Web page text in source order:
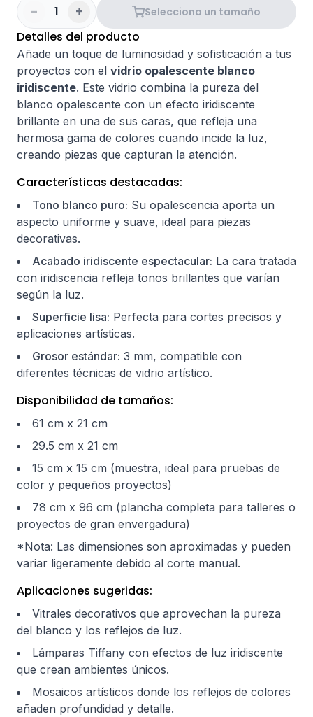
- 1 + Selecciona un tamaño
Detalles del producto
Añade un toque de luminosidad y sofisticación a tus
proyectos con el vidrio opalescente blanco
iridiscente. Este vidrio combina la pureza del
blanco opalescente con un efecto iridiscente
brillante en una de sus caras, que refleja una
hermosa gama de colores cuando incide la luz,
creando piezas que capturan la atención.
Características destacadas:
Tono blanco puro: Su opalescencia aporta un
aspecto uniforme y suave, ideal para piezas
decorativas.
Acabado iridiscente espectacular: La cara tratada
con iridiscencia refleja tonos brillantes que varían
según la luz.
Superficie lisa: Perfecta para cortes precisos y
aplicaciones artísticas.
Grosor estándar: 3 mm, compatible con
diferentes técnicas de vidrio artístico.
Disponibilidad de tamaños:
61 cm x 21 cm
29.5 cm x 21 cm
15 cm x 15 cm (muestra, ideal para pruebas de
color y pequeños proyectos)
78 cm x 96 cm (plancha completa para talleres o
proyectos de gran envergadura)
*Nota: Las dimensiones son aproximadas y pueden
variar ligeramente debido al corte manual.
Aplicaciones sugeridas:
Vitrales decorativos que aprovechan la pureza
del blanco y los reflejos de luz.
Lámparas Tiffany con efectos de luz iridiscente
que crean ambientes únicos.
Mosaicos artísticos donde los reflejos de colores
añaden profundidad y detalle.